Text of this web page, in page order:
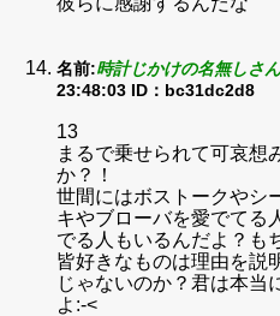
名前:時計じかけの名無しさん
23:48:03 ID：bc31dc2d8
13
まるで乗せられて可哀想
か？！
世間にはボストークやシ
キやブローバを愛でてる
でる人もいるんだよ？も
皆好きなものは理由を説
じゃないのか？君は本当
よ:-<